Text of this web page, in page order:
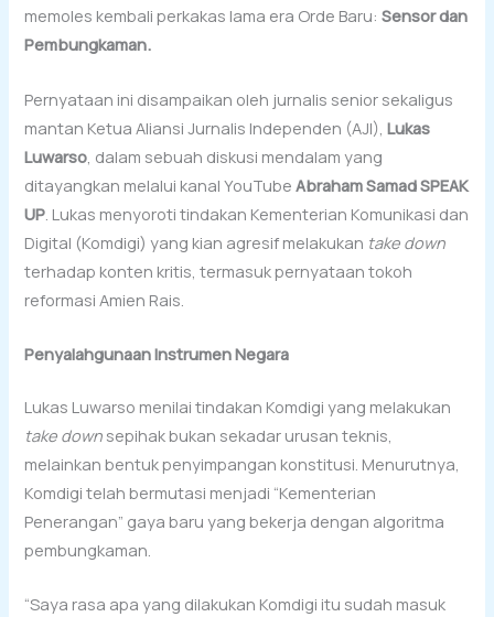
memoles kembali perkakas lama era Orde Baru:Sensor dan
Pembungkaman.
Pernyataan ini disampaikan oleh jurnalis senior sekaligus
mantan Ketua Aliansi Jurnalis Independen (AJI),Lukas
Luwarso , dalam sebuah diskusi mendalam yang
ditayangkan melalui kanal YouTubeAbraham Samad SPEAK
UP . Lukas menyoroti tindakan Kementerian Komunikasi dan
Digital (Komdigi) yang kian agresif melakukan take down
terhadap konten kritis, termasuk pernyataan tokoh
reformasi Amien Rais.
Penyalahgunaan Instrumen Negara
Lukas Luwarso menilai tindakan Komdigi yang melakukan
take down sepihak bukan sekadar urusan teknis,
melainkan bentuk penyimpangan konstitusi. Menurutnya,
Komdigi telah bermutasi menjadi “Kementerian
Penerangan” gaya baru yang bekerja dengan algoritma
pembungkaman.
“Saya rasa apa yang dilakukan Komdigi itu sudah masuk